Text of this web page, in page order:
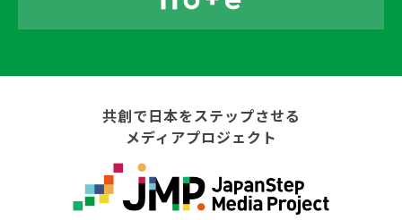
共創で日本をステップさせる
メディアプロジェクト